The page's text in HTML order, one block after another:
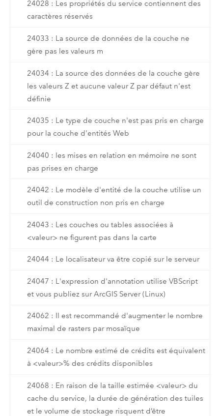
24028 : Les propriétés du service contiennent des
caractères réservés
24033 : La source de données de la couche ne
gère pas les valeurs m
24034 : La source des données de la couche gère
les valeurs Z et aucune valeur Z par défaut n'est
définie
24035 : Le type de couche n'est pas pris en charge
pour la couche d'entités Web
24040 : les mises en relation en mémoire ne sont
pas prises en charge
24042 : Le modèle d'entité de la couche utilise un
outil de construction non pris en charge
24043 : Les couches ou tables associées à
<valeur> ne figurent pas dans la carte
24044 : Le localisateur va être copié sur le serveur
24047 : L'expression d'annotation utilise VBScript
et vous publiez sur ArcGIS Server (Linux)
24062 : Il est recommandé d'augmenter le nombre
maximal de rasters par mosaïque
24064 : Le nombre estimé de crédits est équivalent
à <valeur>% des crédits disponibles
24068 : En raison de la taille estimée <valeur> du
cache du service, la durée de génération des tuiles
et le volume de stockage risquent d’être